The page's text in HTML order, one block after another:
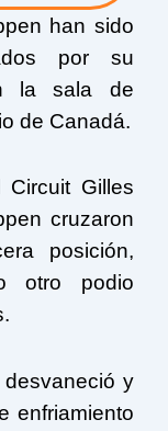
han sido
por su
la sala de
de Canadá.
Gilles
cruzaron
posición,
otro podio
y
enfriamiento